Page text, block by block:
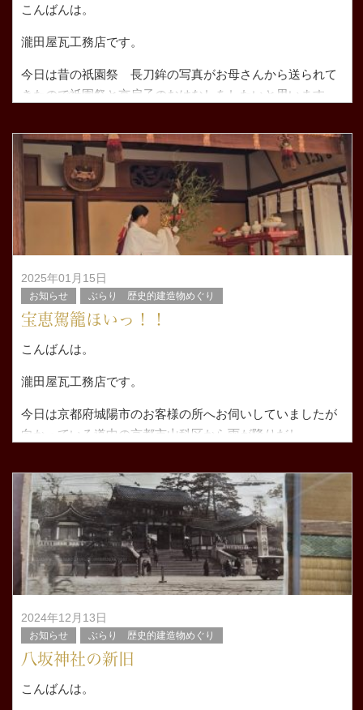
こんばんは。
瀧田屋瓦工務店です。
今日は昔の祇園祭 長刀鉾の写真がお母さんから送られて
きたので祇園祭と京扇子のおはなしをしたいと思います。
いつ頃の写真
2025年01月15日
お知らせ ぶらり 歴史的建造物めぐり
宝恵駕籠ほいっ！！
こんばんは。
瀧田屋瓦工務店です。
今日は京都府城陽市のお客様の所へお伺いしていましたが
向かっている道中の京都市山科区から雨が降りだし
屋根に上が
2024年12月13日
お知らせ ぶらり 歴史的建造物めぐり
八坂神社の新旧
こんばんは。